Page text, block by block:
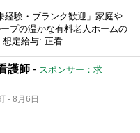
経験・ブランク歓迎」家庭や
プの温かな有料老人ホームの
定給与: 正看...
護師 - スポンサー：求
- 8月6日